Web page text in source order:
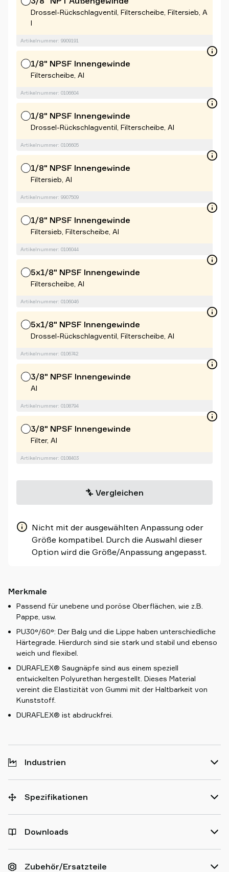
Drossel-Rückschlagventil, Filterscheibe, Filtersieb, A
l
Artikelnummer: 9909191
1/8" NPSF Innengewinde
Filterscheibe, Al
Artikelnummer: 0106604
1/8" NPSF Innengewinde
Drossel-Rückschlagventil, Filterscheibe, Al
Artikelnummer: 0106605
1/8" NPSF Innengewinde
Filtersieb, Al
Artikelnummer: 9907509
1/8" NPSF Innengewinde
Filtersieb, Filterscheibe, Al
Artikelnummer: 0106044
5x1/8" NPSF Innengewinde
Filterscheibe, Al
Artikelnummer: 0106046
5x1/8" NPSF Innengewinde
Drossel-Rückschlagventil, Filterscheibe, Al
Artikelnummer: 0106742
3/8" NPSF Innengewinde
Al
Artikelnummer: 0108794
3/8" NPSF Innengewinde
Filter, Al
Artikelnummer: 0108403
Vergleichen
Nicht mit der ausgewählten Anpassung oder
Größe kompatibel. Durch die Auswahl dieser
Option wird die Größe/Anpassung angepasst.
Merkmale
Passend für unebene und poröse Oberflächen, wie z.B.
Pappe, usw.
PU30°/60°: Der Balg und die Lippe haben unterschiedliche
Härtegrade. Hierdurch sind sie stark und stabil und ebenso
weich und flexibel.
DURAFLEX® Saugnäpfe sind aus einem speziell
entwickelten Polyurethan hergestellt. Dieses Material
vereint die Elastizität von Gummi mit der Haltbarkeit von
Kunststoff.
DURAFLEX® ist abdruckfrei.
Industrien
Spezifikationen
Downloads
Zubehör/Ersatzteile